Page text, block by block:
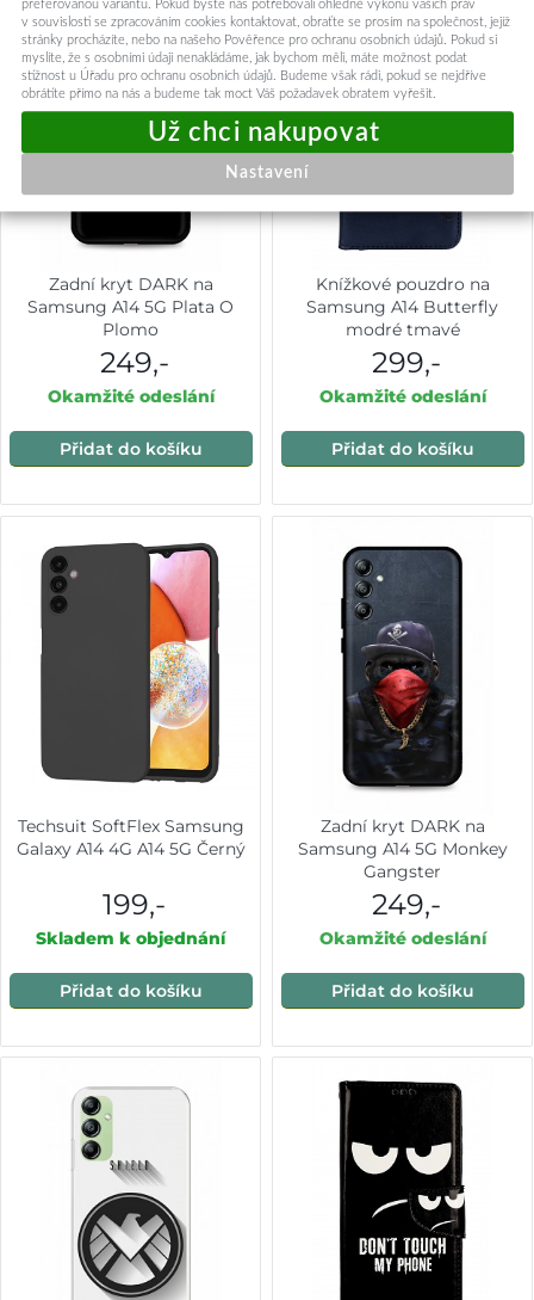
Zadní kryt DARK na
Samsung A14 5G Plata O
Plomo
249,-
Okamžité odeslání
Přidat do košíku
Knížkové pouzdro na
Samsung A14 Butterfly
modré tmavé
299,-
Okamžité odeslání
Přidat do košíku
Techsuit SoftFlex Samsung
Galaxy A14 4G A14 5G Černý
199,-
Skladem k objednání
Přidat do košíku
Zadní kryt DARK na
Samsung A14 5G Monkey
Gangster
249,-
Okamžité odeslání
Přidat do košíku
preferovanou variantu. Pokud byste nás potřebovali ohledně výkonu vašich práv
v souvislosti se zpracováním cookies kontaktovat, obraťte se prosím na společnost, jejíž
stránky procházíte, nebo na našeho Pověřence pro ochranu osobních údajů. Pokud si
myslíte, že s osobními údaji nenakládáme, jak bychom měli, máte možnost podat
stížnost u Úřadu pro ochranu osobních údajů. Budeme však rádi, pokud se nejdříve
obrátíte přímo na nás a budeme tak moct Váš požadavek obratem vyřešit.
Nastavení